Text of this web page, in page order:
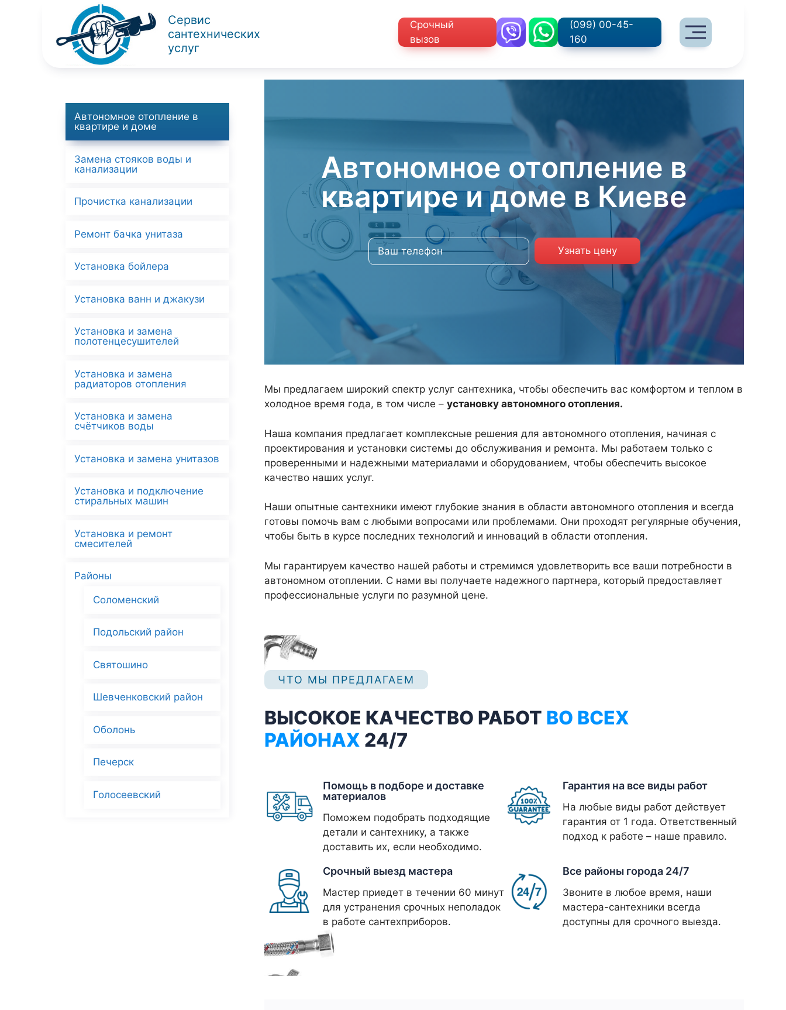
содержимому
Сервис
сантехнических
услуг
Срочный
вызов
(099) 00-45-
160
Автономное отопление в
квартире и доме в Киеве
Мы предлагаем широкий спектр услуг сантехника, чтобы обеспечить вас комфортом и теплом в
холодное время года, в том числе – установку автономного отопления.
Наша компания предлагает комплексные решения для автономного отопления, начиная с
проектирования и установки системы до обслуживания и ремонта. Мы работаем только с
проверенными и надежными материалами и оборудованием, чтобы обеспечить высокое
качество наших услуг.
Наши опытные сантехники имеют глубокие знания в области автономного отопления и всегда
готовы помочь вам с любыми вопросами или проблемами. Они проходят регулярные обучения,
чтобы быть в курсе последних технологий и инноваций в области отопления.
Мы гарантируем качество нашей работы и стремимся удовлетворить все ваши потребности в
автономном отоплении. С нами вы получаете надежного партнера, который предоставляет
профессиональные услуги по разумной цене.
ЧТО МЫ ПРЕДЛАГАЕМ
ВЫСОКОЕ КАЧЕСТВО РАБОТ ВО ВСЕХ
РАЙОНАХ 24/7
Помощь в подборе и доставке
материалов
Поможем подобрать подходящие
детали и сантехнику, а также
доставить их, если необходимо.
Гарантия на все виды работ
На любые виды работ действует
гарантия от 1 года. Ответственный
подход к работе – наше правило.
Срочный выезд мастера
Мастер приедет в течении 60 минут
для устранения срочных неполадок
в работе сантехприборов.
Все районы города 24/7
Звоните в любое время, наши
мастера-сантехники всегда
доступны для срочного выезда.
Автономное отопление в
квартире и доме
Замена стояков воды и
канализации
Прочистка канализации
Ремонт бачка унитаза
Установка бойлера
Установка ванн и джакузи
Установка и замена
полотенцесушителей
Установка и замена
радиаторов отопления
Установка и замена
счётчиков воды
Установка и замена унитазов
Установка и подключение
стиральных машин
Установка и ремонт
смесителей
Районы
Соломенский
Подольский район
Святошино
Шевченковский район
Оболонь
Печерск
Голосеевский